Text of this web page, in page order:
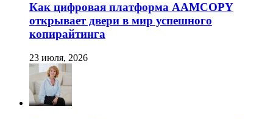
Как цифровая платформа AAMCOPY
открывает двери в мир успешного
копирайтинга
23 июля, 2026